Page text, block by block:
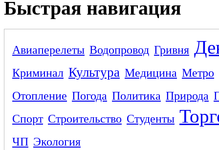
Быстрая навигация
Авиаперелеты Водопровод Гривня
Криминал Культура Медицина Метро
Отопление Погода Политика Природа
Спорт Строительство Студенты
ЧП Экология